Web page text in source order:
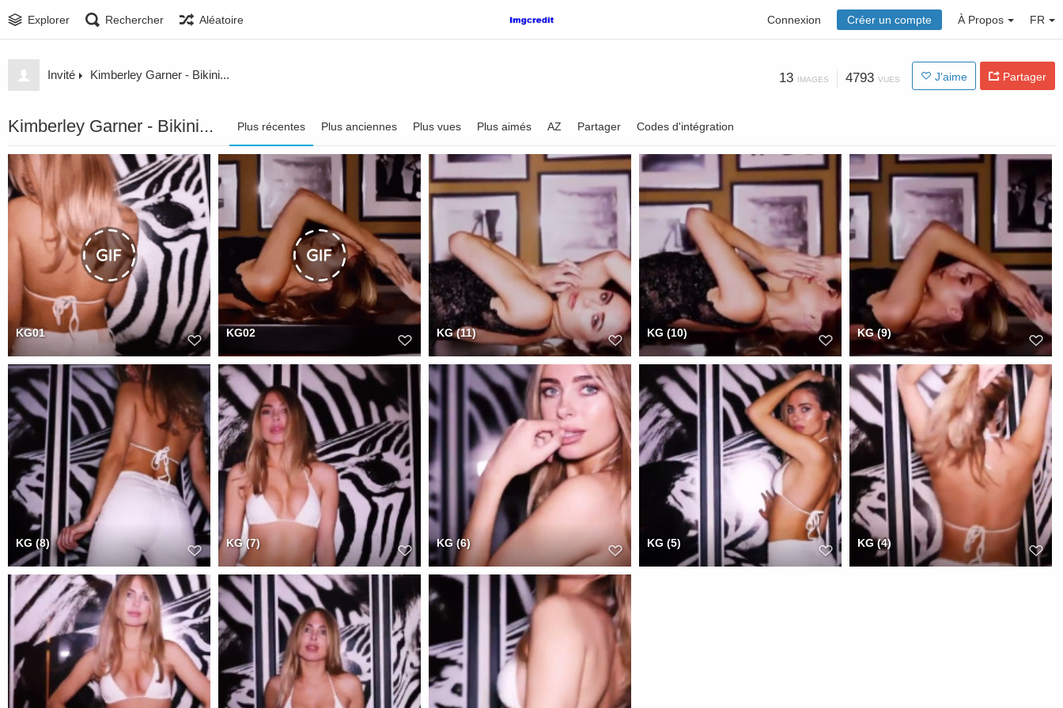
Explorer Rechercher Aléatoire Connexion Créer un compte À Propos FR
Invité Kimberley Garner - Bikini... 13 IMAGES 4793 VUES J'aime Partager
Kimberley Garner - Bikini... Plus récentes Plus anciennes Plus vues Plus aimés AZ Partager Codes d'intégration
KG01 KG02 KG (11) KG (10) KG (9)
KG (8) KG (7) KG (6) KG (5) KG (4)